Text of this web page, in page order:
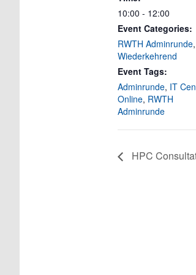
10:00 - 12:00
Event Categories:
RWTH Adminrunde,
Wiederkehrend
Event Tags:
Adminrunde, IT
Online, RWTH
Adminrunde
HPC